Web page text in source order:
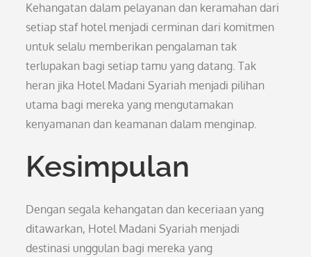
Kehangatan dalam pelayanan dan keramahan dari
setiap staf hotel menjadi cerminan dari komitmen
untuk selalu memberikan pengalaman tak
terlupakan bagi setiap tamu yang datang. Tak
heran jika Hotel Madani Syariah menjadi pilihan
utama bagi mereka yang mengutamakan
kenyamanan dan keamanan dalam menginap.
Kesimpulan
Dengan segala kehangatan dan keceriaan yang
ditawarkan, Hotel Madani Syariah menjadi
destinasi unggulan bagi mereka yang